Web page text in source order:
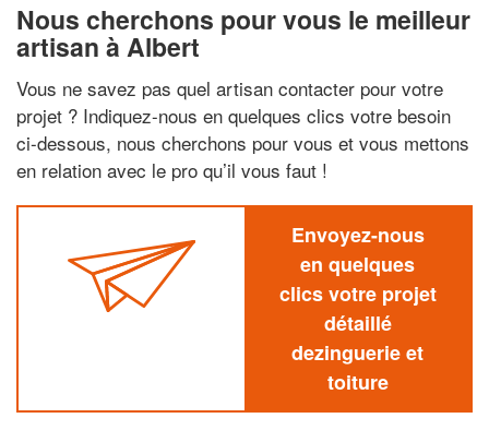
Nous cherchons pour vous le meilleur
artisan à Albert
Vous ne savez pas quel artisan contacter pour votre
projet ? Indiquez-nous en quelques clics votre besoin
ci-dessous, nous cherchons pour vous et vous mettons
en relation avec le pro qu’il vous faut !
Envoyez-nous
en quelques
clics votre projet
détaillé
dezinguerie et
toiture